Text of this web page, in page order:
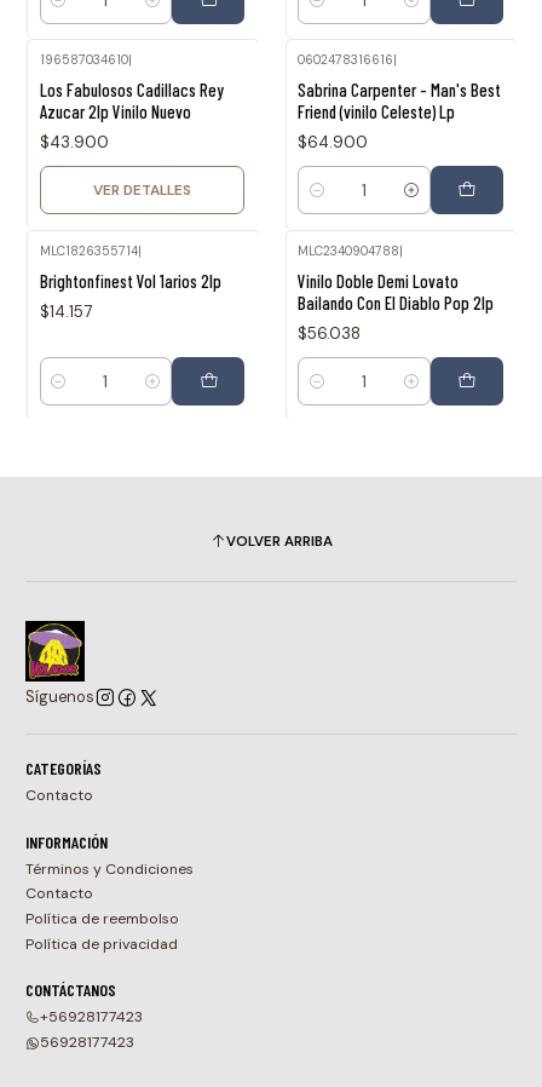
Cantidad Cantidad
196587034610|
Los Fabulosos Cadillacs Rey
Azucar 2lp Vinilo Nuevo
$43.900
VER DETALLES
0602478316616
Sabrina Carpenter - Man's Best
Friend (vinilo Celeste) Lp
$64.900
Cantidad
MLC1826355714|
Brightonfinest Vol 1arios 2lp
$14.157
Cantidad
MLC2340904788|
Vinilo Doble Demi Lovato
Bailando Con El Diablo Pop 2lp
$56.038
Cantidad
VOLVER ARRIBA
Síguenos
CATEGORÍAS
Contacto
INFORMACIÓN
Términos y Condiciones
Contacto
Política de reembolso
Política de privacidad
CONTÁCTANOS
+56928177423
56928177423